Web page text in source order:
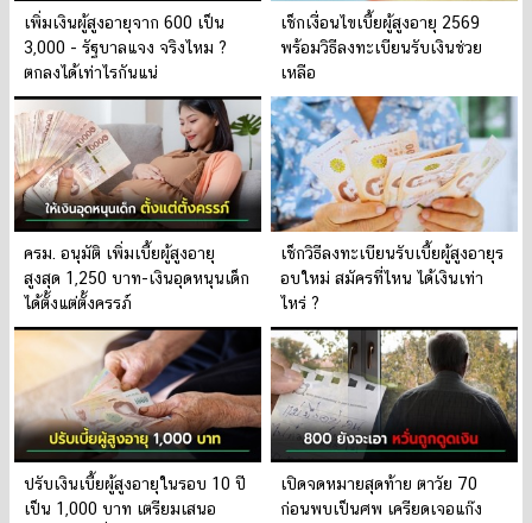
เพิ่มเงินผู้สูงอายุจาก 600 เป็น
3,000 - รัฐบาลแจง จริงไหม ?
ตกลงได้เท่าไรกันแน่
เช็กเงื่อนไขเบี้ยผู้สูงอายุ 2569
พร้อมวิธีลงทะเบียนรับเงินช่วย
เหลือ
ครม. อนุมัติ เพิ่มเบี้ยผู้สูงอายุ
สูงสุด 1,250 บาท-เงินอุดหนุนเด็ก
ได้ตั้งแต่ตั้งครรภ์
เช็กวิธีลงทะเบียนรับเบี้ยผู้สูงอายุร
อบใหม่ สมัครที่ไหน ได้เงินเท่า
ไหร่ ?
ปรับเงินเบี้ยผู้สูงอายุในรอบ 10 ปี
เป็น 1,000 บาท เตรียมเสนอ
เปิดจดหมายสุดท้าย ตาวัย 70
ก่อนพบเป็นศพ เครียดเจอแก๊ง